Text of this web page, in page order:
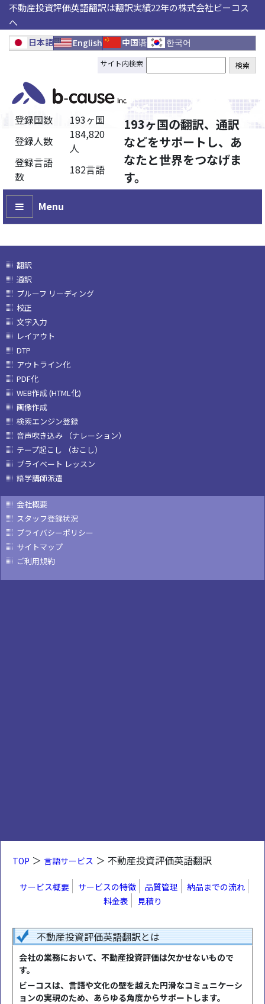
不動産投資評価英語翻訳は翻訳実績22年の株式会社ビーコス
へ
TOP ＞ 言語サービス ＞ 不動産投資評価英語翻訳
サービス概要 サービスの特徴 品質管理
納品までの流れ
料金表
見積り
不動産投資評価英語翻訳とは
会社の業務において、不動産投資評価は欠かせないもので
す。
ビーコスは、言語や文化の壁を越えた円滑なコミュニケーシ
ョンの実現のため、あらゆる角度からサポートします。